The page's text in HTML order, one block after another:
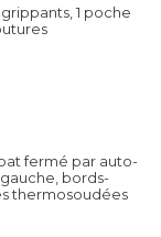
1 poche
fermé par auto-
bords-
thermosoudées